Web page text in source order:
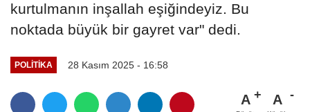
kurtulmanın inşallah eşiğindeyiz. Bu
noktada büyük bir gayret var" dedi.
POLITIKA 28 Kasım 2025 - 16:58
A A